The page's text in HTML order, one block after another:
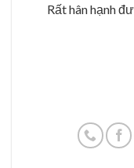
Rất hân hạnh